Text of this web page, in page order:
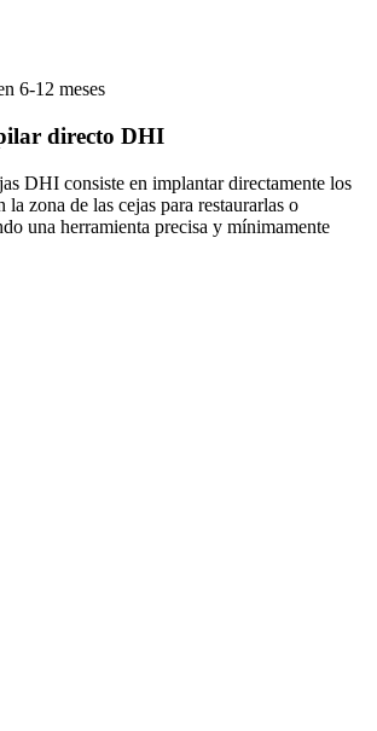
6-12 meses
directo DHI
DHI consiste en implantar directamente los
zona de las cejas para restaurarlas o
una herramienta precisa y mínimamente